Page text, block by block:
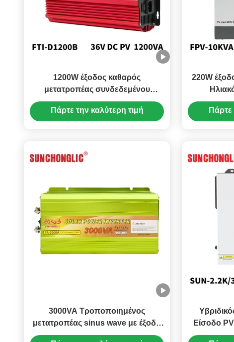
1200W έξοδος καθαρός
μετατροπέας συνδεδεμένου
δικτύου κυμάτων sinus με οθόνη
LCD για ηλιακά συστήματα που
Πάρτε την καλύτερη τιμή
220W
Πάρτε
3000VA Τροποποιημένος
μετατροπέας sinus wave με έξοδο
USB 5V 1A και
Είσοδο